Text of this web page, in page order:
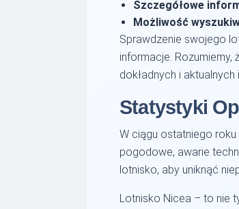
Szczegółowe
Możliwość
Sprawdzenie swojego
informacje.
dokładnych i
Statystyki
W ciągu ostatniego
pogodowe, awarie
lotnisko, aby uniknąć
Lotnisko Nicea – to nie